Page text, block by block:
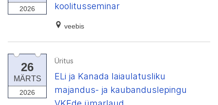
2026
koolitusseminar
veebis
26
MÄRTS
2026
Üritus
ELi ja Kanada laiaulatusliku
majandus- ja kaubanduslepingu